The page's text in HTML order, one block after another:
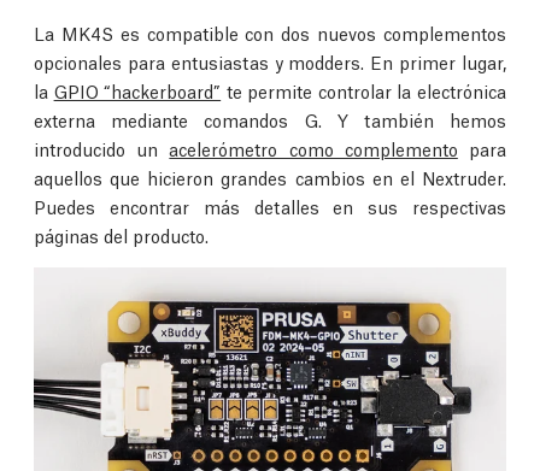
La MK4S es compatible con dos nuevos complementos
opcionales para entusiastas y modders. En primer lugar,
la GPIO “hackerboard” te permite controlar la electrónica
externa mediante comandos G. Y también hemos
introducido unacelerómetro como complemento para
aquellos que hicieron grandes cambios en el Nextruder.
Puedes encontrar más detalles en sus respectivas
páginas del producto.